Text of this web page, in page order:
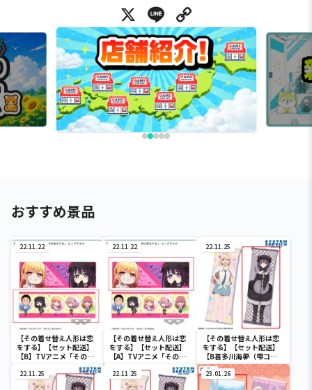
X Line
おすすめ景品
22.11.22
【その着せ替え人形は恋
をする】【セット配送】
【B】TVアニメ「その着
せ替え人形は恋をする」
ビッグタオル
22.11.22
【その着せ替え人形は恋
をする】【セット配送】
【A】TVアニメ「その着
せ替え人形は恋をする」
ビッグタオル
22.11.25
【その着せ替え人形は恋
をする】【セット配送】
【B喜多川海夢（雫コ
ス）】その着せ替え人形
は恋をする 特大ロングク
ッション
22.11.25 22.11.25 23.01.26